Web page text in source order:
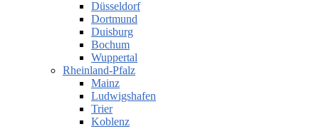
Düsseldorf
Dortmund
Duisburg
Bochum
Wuppertal
Rheinland-Pfalz
Mainz
Ludwigshafen
Trier
Koblenz